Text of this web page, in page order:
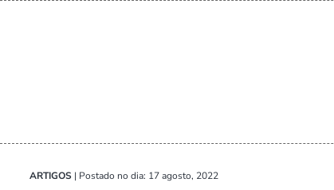
ARTIGOS | Postado no dia: 17 agosto, 2022